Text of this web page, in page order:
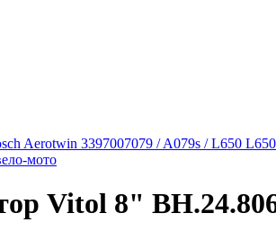
Aerotwin 3397007079 / A079s / L650 L650
мото
Vitol 8"